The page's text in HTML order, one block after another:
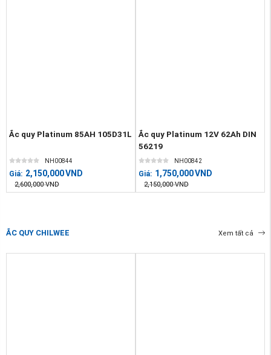
Ắc quy Platinum 85AH 105D31L
NH00844
Giá: 2,150,000VND
2,600,000 VND
Ắc quy Platinum 12V 62Ah DIN
56219
NH00842
Giá: 1,750,000VND
2,150,000 VND
ẮC QUY CHILWEE Xem tất cả